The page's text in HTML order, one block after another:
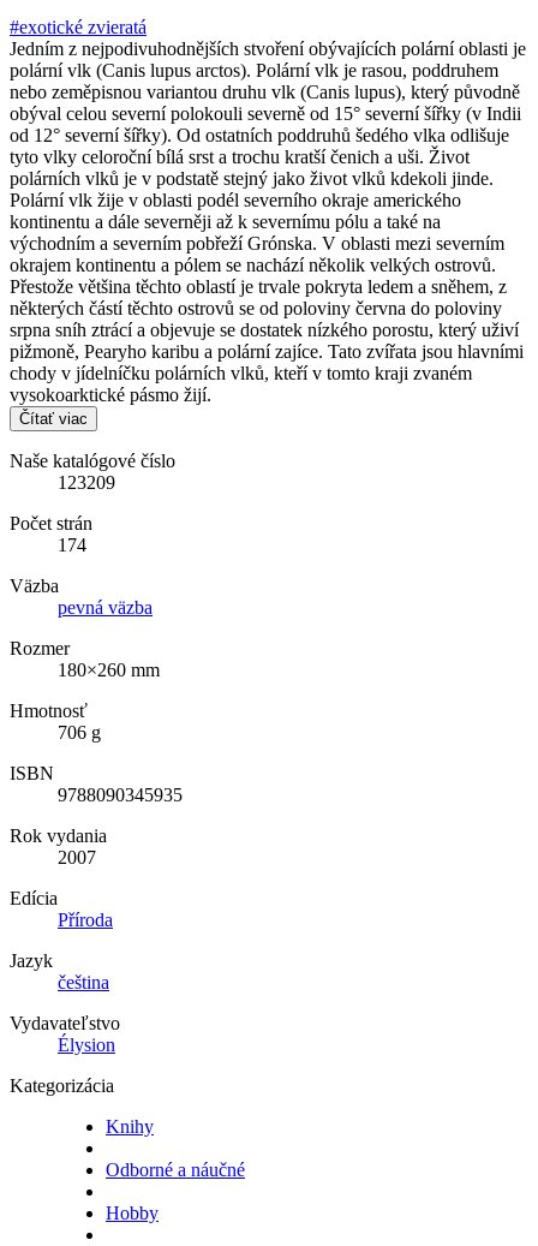
#exotické zvieratá
Jedním z nejpodivuhodnějších stvoření obývajících polární oblasti je
polární vlk (Canis lupus arctos). Polární vlk je rasou, poddruhem
nebo zeměpisnou variantou druhu vlk (Canis lupus), který původně
obýval celou severní polokouli severně od 15° severní šířky (v Indii
od 12° severní šířky). Od ostatních poddruhů šedého vlka odlišuje
tyto vlky celoroční bílá srst a trochu kratší čenich a uši. Život
polárních vlků je v podstatě stejný jako život vlků kdekoli jinde.
Polární vlk žije v oblasti podél severního okraje amerického
kontinentu a dále severněji až k severnímu pólu a také na
východním a severním pobřeží Grónska. V oblasti mezi severním
okrajem kontinentu a pólem se nachází několik velkých ostrovů.
Přestože většina těchto oblastí je trvale pokryta ledem a sněhem, z
některých částí těchto ostrovů se od poloviny června do poloviny
srpna sníh ztrácí a objevuje se dostatek nízkého porostu, který uživí
pižmoně, Pearyho karibu a polární zajíce. Tato zvířata jsou hlavními
chody v jídelníčku polárních vlků, kteří v tomto kraji zvaném
vysokoarktické pásmo žijí.
Čítať viac
Naše katalógové číslo
123209
Počet strán
174
Väzba
pevná väzba
Rozmer
180×260 mm
Hmotnosť
706 g
ISBN
9788090345935
Rok vydania
2007
Edícia
Příroda
Jazyk
čeština
Vydavateľstvo
Élysion
Kategorizácia
Knihy
Odborné a náučné
Hobby